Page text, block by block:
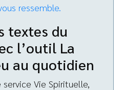
ressemble.
textes du
l’outil La
au quotidien
Vie Spirituelle,